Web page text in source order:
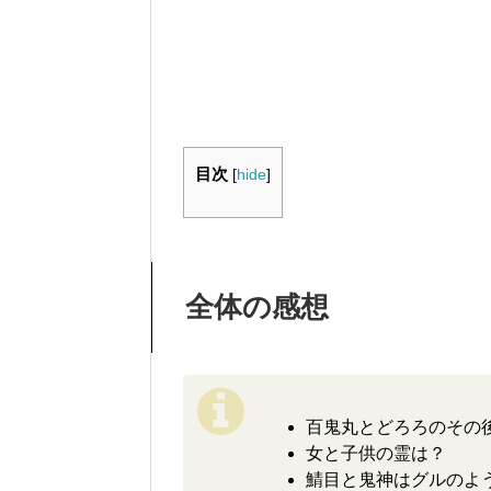
目次 [hide]
全体の感想
百鬼丸とどろろのその
女と子供の霊は？
鯖目と鬼神はグルのよ